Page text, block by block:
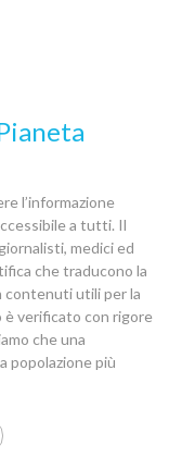
l’informazione
a tutti. Il
medici ed
che traducono la
contenuti utili per la
verificato con rigore
che una
popolazione più